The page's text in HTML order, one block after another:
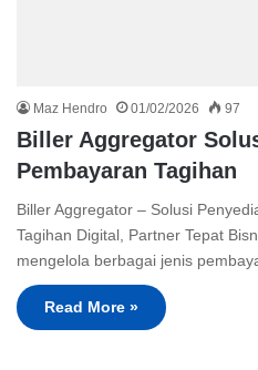
Maz Hendro 01/02/2026 97
Biller Aggregator
Pembayaran Tagihan
Biller Aggregator – Solusi
Tagihan Digital, Partner Tepat
mengelola berbagai jenis
Read More »